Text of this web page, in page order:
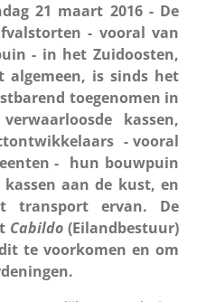
21 maart 2016 - De
- vooral van
- in het Zuidoosten,
is sinds het
toegenomen in
kassen,
- vooral
- hun bouwpuin
aan de kust, en
transport ervan. De
Cabildo (Eilandbestuur)
te voorkomen en om